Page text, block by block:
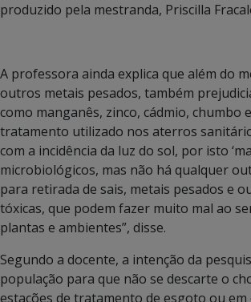
produzido pela mestranda, Priscilla
A professora ainda explica que além do
outros metais pesados, também
como manganês, zinco, cádmio, chumbo
tratamento utilizado nos aterros
com a incidência da luz do sol, por isto
microbiológicos, mas não há qualquer
para retirada de sais, metais pesados e
tóxicas, que podem fazer muito mal ao
plantas e ambientes”, disse.
Segundo a docente, a intenção da
população para que não se descarte o
estações de tratamento de esgoto ou